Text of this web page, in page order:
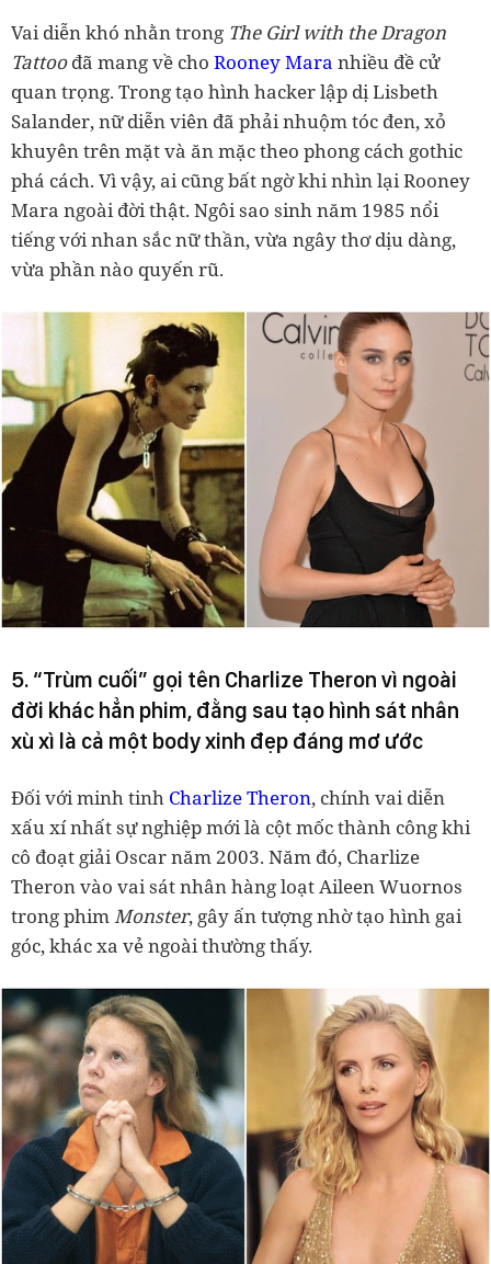
Vai diễn khó nhằn trong The Girl with the Dragon
Tattoođã mang về cho Rooney Mara nhiều đề cử
quan trọng. Trong tạo hình hacker lập dị Lisbeth
Salander, nữ diễn viên đã phải nhuộm tóc đen, xỏ
khuyên trên mặt và ăn mặc theo phong cách gothic
phá cách. Vì vậy, ai cũng bất ngờ khi nhìn lại Rooney
Mara ngoài đời thật. Ngôi sao sinh năm 1985 nổi
tiếng với nhan sắc nữ thần, vừa ngây thơ dịu dàng,
vừa phần nào quyến rũ.
5. “Trùm cuối” gọi tên Charlize Theron vì ngoài
đời khác hẳn phim, đằng sau tạo hình sát nhân
xù xì là cả một body xinh đẹp đáng mơ ước
Đối với minh tinh Charlize Theron, chính vai diễn
xấu xí nhất sự nghiệp mới là cột mốc thành công khi
cô đoạt giải Oscar năm 2003. Năm đó, Charlize
Theron vào vai sát nhân hàng loạt Aileen Wuornos
trong phimMonster, gây ấn tượng nhờ tạo hình gai
góc, khác xa vẻ ngoài thường thấy.